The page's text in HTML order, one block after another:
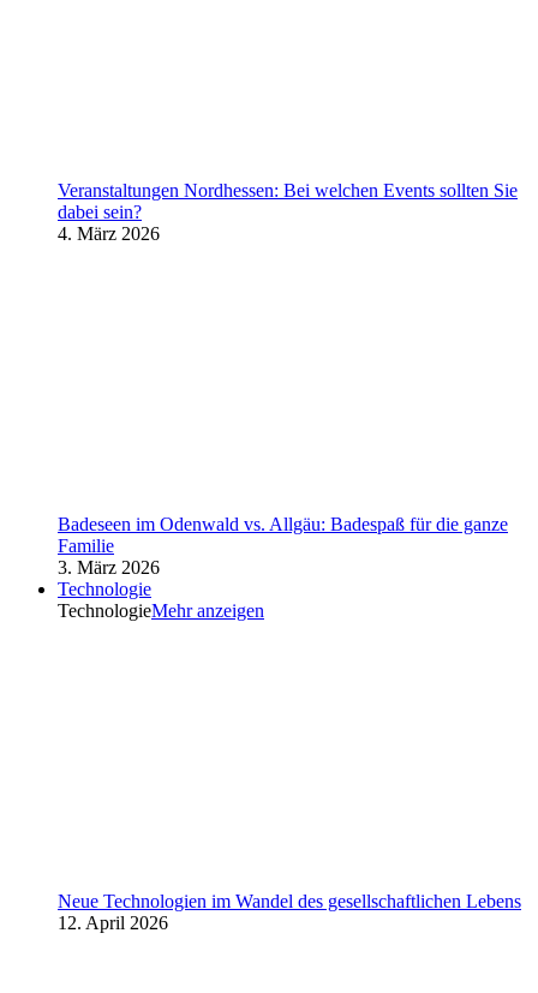
Veranstaltungen Nordhessen: Bei welchen Events sollten Sie
dabei sein?
4. März 2026
Badeseen im Odenwald vs. Allgäu: Badespaß für die ganze
Familie
3. März 2026
Technologie
TechnologieMehr anzeigen
Neue Technologien im Wandel des gesellschaftlichen Lebens
12. April 2026